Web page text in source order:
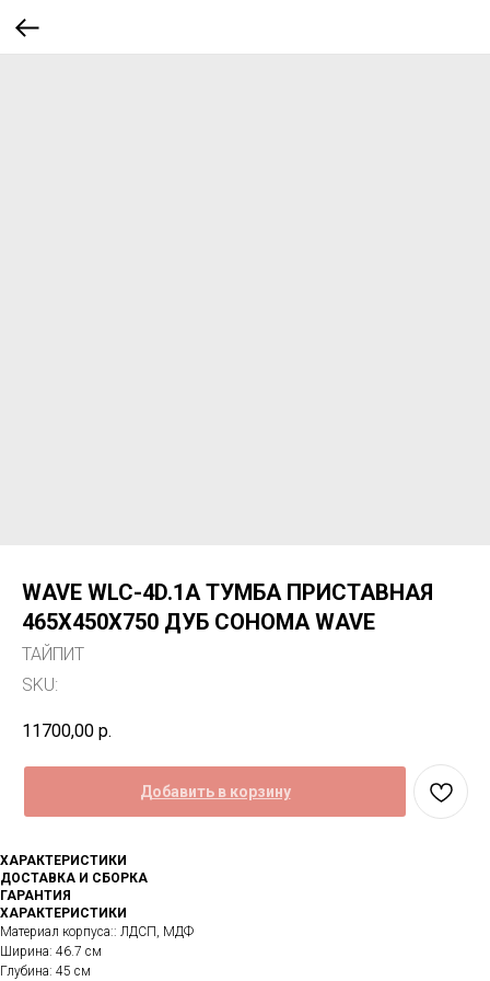
WAVE WLC-4D.1А ТУМБА ПРИСТАВНАЯ
465Х450Х750 ДУБ СОНОМА WAVE
ТАЙПИТ
SKU:
11700,00 р.
Добавить в корзину
ХАРАКТЕРИСТИКИ
ДОСТАВКА И СБОРКА
ГАРАНТИЯ
ХАРАКТЕРИСТИКИ
Материал корпуса:: ЛДСП, МДФ
Ширина: 46.7 см
Глубина: 45 см